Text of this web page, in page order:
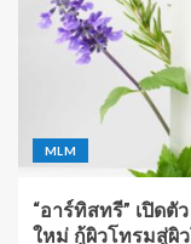
MLM
“อาร์ทิสทรี” เปิดตั
ใหม่ กู้ผิวโทรมสู่ผิ